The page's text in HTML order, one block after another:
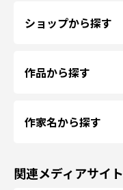
ショップから探す
作品から探す
作家名から探す
関連メディアサイト